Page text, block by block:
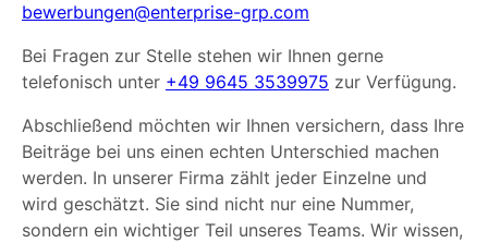
bewerbungen@enterprise-grp.com
Bei Fragen zur Stelle stehen wir Ihnen gerne
telefonisch unter +49 9645 3539975 zur Verfügung.
Abschließend möchten wir Ihnen versichern, dass Ihre
Beiträge bei uns einen echten Unterschied machen
werden. In unserer Firma zählt jeder Einzelne und
wird geschätzt. Sie sind nicht nur eine Nummer,
sondern ein wichtiger Teil unseres Teams. Wir wissen,